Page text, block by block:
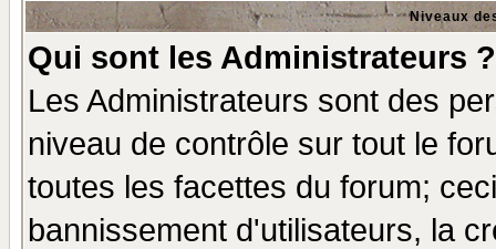
Niveaux
Qui sont les Administrateurs ?
Les Administrateurs sont des
niveau de contrôle sur tout le
toutes les facettes du forum;
bannissement d'utilisateurs, la